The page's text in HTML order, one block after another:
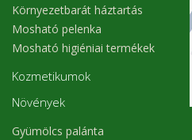
Környezetbarát háztartás
Mosható pelenka
Mosható higiéniai termékek
Kozmetikumok
Növények
Gyümölcs palánta